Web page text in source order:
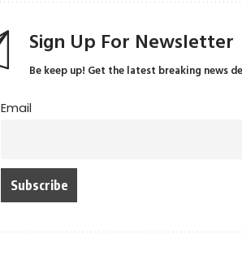
Sign Up For Newsletter
Be keep up! Get the latest breaking news
Email